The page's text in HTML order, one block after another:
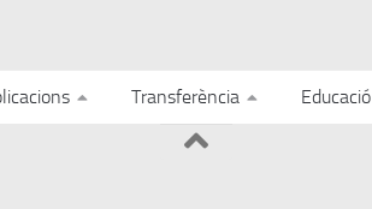
Transferència Educació